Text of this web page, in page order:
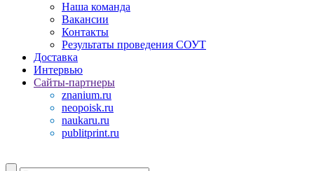
Наша команда
Вакансии
Контакты
Результаты проведения СОУТ
Доставка
Интервью
Сайты-партнеры
znanium.ru
neopoisk.ru
naukaru.ru
publitprint.ru